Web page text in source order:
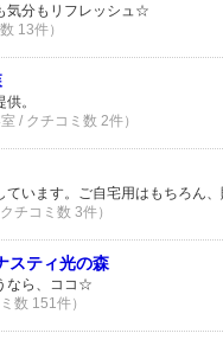
気分もリフレッシュ☆
13件）
。
/ クチコミ数 2件）
ています。ご自宅用はもちろん
チコミ数 3件）
スティ光の森
なら、ココ☆
数 151件）